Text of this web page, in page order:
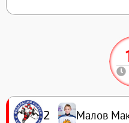
2 Малов